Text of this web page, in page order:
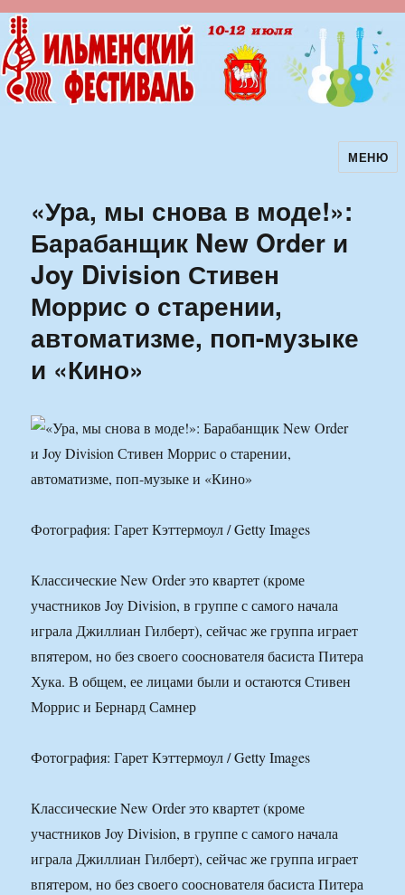
Ильменский фестиваль авторскойМЕНЮ
«Ура, мы снова в моде!»:
Барабанщик New Order и
Joy Division Стивен
Моррис о старении,
автоматизме, поп-музыке
и «Кино»
Фотография: Гарет Кэттермоул / Getty Images
Классические New Order это квартет (кроме
участников Joy Division, в группе с самого начала
играла Джиллиан Гилберт), сейчас же группа играет
впятером, но без своего сооснователя басиста Питера
Хука. В общем, ее лицами были и остаются Стивен
Моррис и Бернард Самнер
Фотография: Гарет Кэттермоул / Getty Images
Классические New Order это квартет (кроме
участников Joy Division, в группе с самого начала
играла Джиллиан Гилберт), сейчас же группа играет
впятером, но без своего сооснователя басиста Питера